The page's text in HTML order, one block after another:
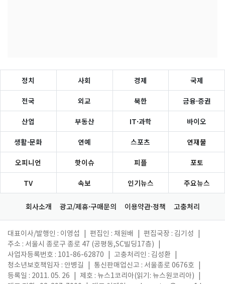
정치 사회 경제 국제
전국 외교 북한 금융·증권
산업 부동산 IT·과학 바이오
생활·문화 연예 스포츠 연재물
오피니언 핫이슈 피플 포토
TV 속보 인기뉴스 주요뉴스
회사소개 광고/제휴·구매문의 이용약관·정책 고충처리
대표이사/발행인 : 이영섭 편집인 : 채원배 편집국장 : 김기성
주소 : 서울시 종로구 종로 47 (공평동,SC빌딩17층)
사업자등록번호 : 101-86-62870
고충처리인 : 김성환
청소년보호책임자 : 안병길
통신판매업신고 : 서울종로 0676호
등록일 : 2011. 05. 26
제호 : 뉴스1코리아(읽기: 뉴스원코리아)